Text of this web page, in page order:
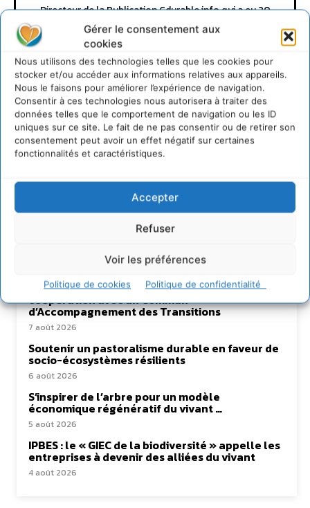
Gérer le consentement aux
cookies
Nous utilisons des technologies telles que les cookies pour
stocker et/ou accéder aux informations relatives aux appareils.
Nous le faisons pour améliorer l’expérience de navigation.
Consentir à ces technologies nous autorisera à traiter des
données telles que le comportement de navigation ou les ID
uniques sur ce site. Le fait de ne pas consentir ou de retirer son
consentement peut avoir un effet négatif sur certaines
fonctionnalités et caractéristiques.
Accepter
Refuser
Voir les préférences
Politique de cookies Politique de confidentialité
Directeur de la Publication Cdurable.info qui a eu 20
ans en 2025 ... L'occasion de supprimer la publicité et
d'un nouveau départ vers un webmedia participatif
d'intérêt général, avec pour raison d'être de recenser
et partager les solutions utiles et durables pour agir
et coopérer avec le vivant. Je suis ouvert à toute
proposition de coopération mutuellement bénéfique
au service de la régénération du vivant.
Lire aussi
Transformer les territoires par le dialogue et la
coopération avec un Commun
d’Accompagnement des Transitions
7 août 2026
Soutenir un pastoralisme durable en faveur de
socio-écosystèmes résilients
6 août 2026
S’inspirer de l’arbre pour un modèle
économique régénératif du vivant …
5 août 2026
IPBES : le « GIEC de la biodiversité » appelle les
entreprises à devenir des alliées du vivant
4 août 2026